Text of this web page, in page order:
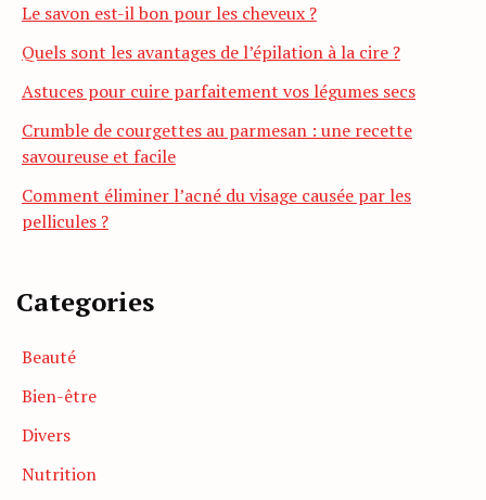
Le savon est-il bon pour les cheveux ?
Quels sont les avantages de l’épilation à la cire ?
Astuces pour cuire parfaitement vos légumes secs
Crumble de courgettes au parmesan : une recette
savoureuse et facile
Comment éliminer l’acné du visage causée par les
pellicules ?
Categories
Beauté
Bien-être
Divers
Nutrition